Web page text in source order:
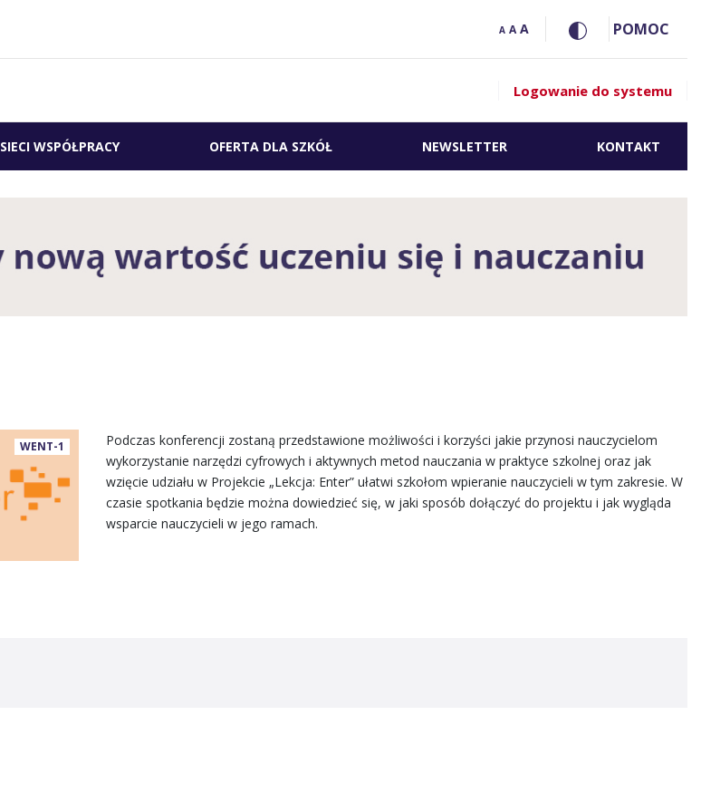
A A A POMOC
Logowanie do systemu
SIECI WSPÓŁPRACY OFERTA DLA SZKÓŁ NEWSLETTER KONTAKT
WENT-1
Podczas konferencji zostaną przedstawione możliwości i korzyści jakie przynosi nauczycielom
wykorzystanie narzędzi cyfrowych i aktywnych metod nauczania w praktyce szkolnej oraz jak
wzięcie udziału w Projekcie „Lekcja: Enter” ułatwi szkołom wpieranie nauczycieli w tym zakresie. W
czasie spotkania będzie można dowiedzieć się, w jaki sposób dołączyć do projektu i jak wygląda
wsparcie nauczycieli w jego ramach.